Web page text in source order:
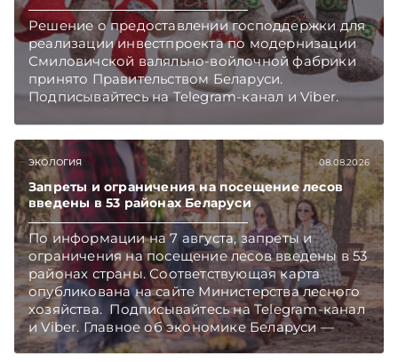
Решение о предоставлении господдержки для
реализации инвестпроекта по модернизации
Смиловичской валяльно-войлочной фабрики
принято Правительством Беларуси.
Подписывайтесь на Telegram‑канал и Viber.
Главное об экономике Беларуси — раньше,
ЭКОЛОГИЯ 08.08.2026
Запреты и ограничения на посещение лесов
введены в 53 районах Беларуси
По информации на 7 августа, запреты и
ограничения на посещение лесов введены в 53
районах страны. Соответствующая карта
опубликована на сайте Министерства лесного
хозяйства. Подписывайтесь на Telegram‑канал
и Viber. Главное об экономике Беларуси —
раньше, чем в новостях TelegramViber